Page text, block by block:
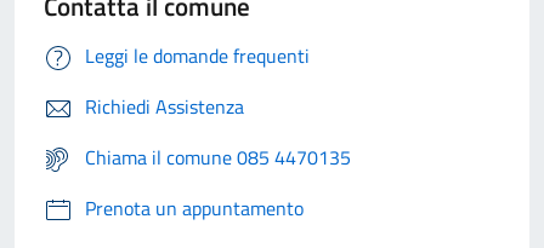
Leggi le domande frequenti
Richiedi Assistenza
Chiama il comune 085 4470135
Prenota un appuntamento